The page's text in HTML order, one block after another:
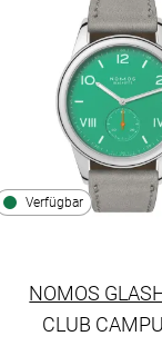
Verfügbar
NOMOS
CLUB